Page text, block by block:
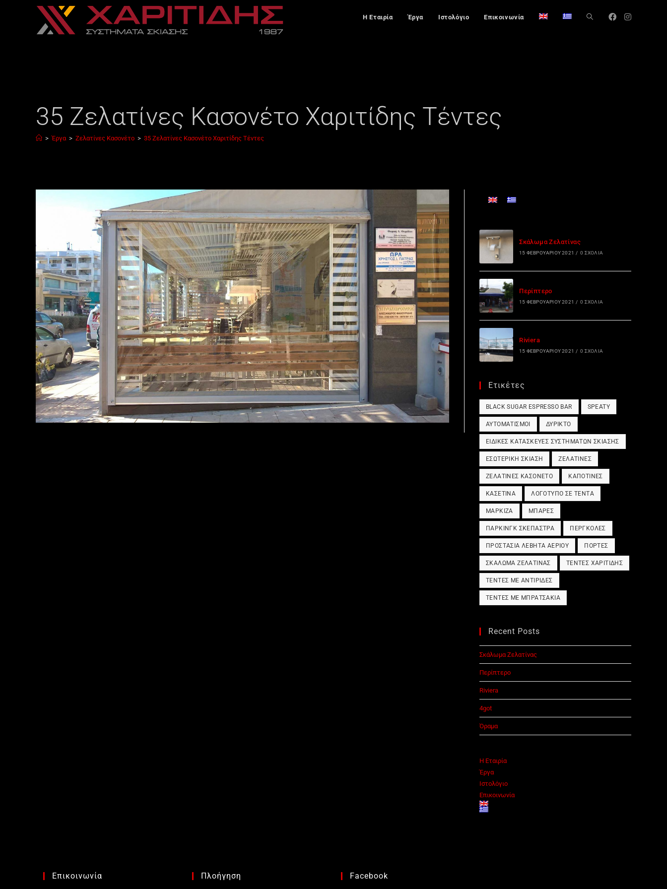
Η Εταιρία Έργα Ιστολόγιο Επικοινωνία
35 Ζελατίνες Κασονέτο Χαριτίδης Τέντες
> Έργα > Ζελατίνες Κασονέτο > 35 Ζελατίνες Κασονέτο Χαριτίδης Τέντες
Σκάλωμα Ζελατίνας
15 ΦΕΒΡΟΥΑΡΊΟΥ 2021 / 0 ΣΧΌΛΙΑ
Περίπτερο
15 ΦΕΒΡΟΥΑΡΊΟΥ 2021 / 0 ΣΧΌΛΙΑ
Riviera
15 ΦΕΒΡΟΥΑΡΊΟΥ 2021 / 0 ΣΧΌΛΙΑ
Ετικέτες
BLACK SUGAR ESPRESSO BAR SPEATY
ΑΥΤΟΜΑΤΙΣΜΟΊ ΔΎΡΙΚΤΟ
ΕΙΔΙΚΈΣ ΚΑΤΑΣΚΕΥΈΣ ΣΥΣΤΗΜΆΤΩΝ ΣΚΊΑΣΗΣ
ΕΣΩΤΕΡΙΚΉ ΣΚΊΑΣΗ ΖΕΛΑΤΊΝΕΣ
ΖΕΛΑΤΊΝΕΣ ΚΑΣΟΝΈΤΟ ΚΑΠΟΤΊΝΕΣ
ΚΑΣΕΤΊΝΑ ΛΟΓΌΤΥΠΟ ΣΕ ΤΈΝΤΑ
ΜΑΡΚΊΖΑ ΜΠΆΡΕΣ
ΠΆΡΚΙΝΓΚ ΣΚΈΠΑΣΤΡΑ ΠΈΡΓΚΟΛΕΣ
ΠΡΟΣΤΑΣΊΑ ΛΈΒΗΤΑ ΑΕΡΊΟΥ ΠΌΡΤΕΣ
ΣΚΆΛΩΜΑ ΖΕΛΑΤΊΝΑΣ ΤΈΝΤΕΣ ΧΑΡΙΤΊΔΗΣ
ΤΈΝΤΕΣ ΜΕ ΑΝΤΙΡΊΔΕΣ
ΤΈΝΤΕΣ ΜΕ ΜΠΡΑΤΣΆΚΙΑ
Recent Posts
Σκάλωμα Ζελατίνας
Περίπτερο
Riviera
4got
Όραμα
Η Εταιρία
Έργα
Ιστολόγιο
Επικοινωνία
Επικοινωνία Πλοήγηση Facebook